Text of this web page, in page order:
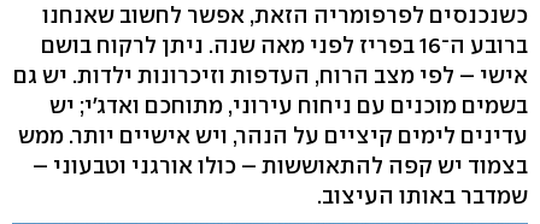
כשנכנסים לפרפומריה הזאת, אפשר לחשוב שאנחנו
ברובע ה־16 בפריז לפני מאה שנה. ניתן לרקוח בושם
אישי – לפי מצב הרוח, העדפות וזיכרונות ילדות. יש גם
בשמים מוכנים עם ניחוח עירוני, מתוחכם ואדג'י; יש
עדינים לימים קיציים על הנהר, ויש אישיים יותר. ממש
בצמוד יש קפה להתאוששות – כולו אורגני וטבעוני –
שמדבר באותו העיצוב.